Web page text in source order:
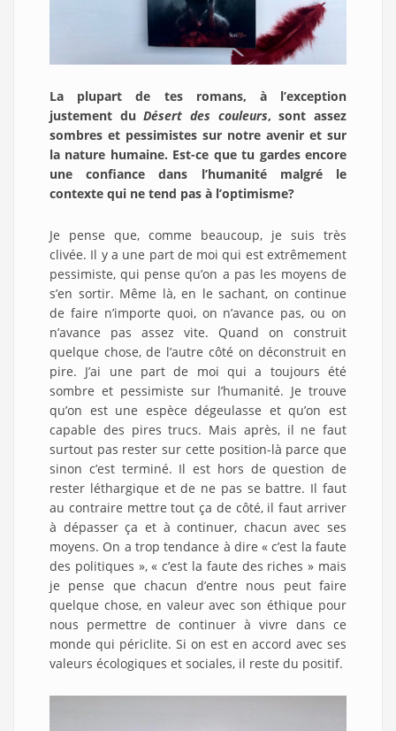
La plupart de tes romans, à l’exception
justement duDésert des couleurs, sont assez
sombres et pessimistes sur notre avenir et sur
la nature humaine. Est-ce que tu gardes encore
une confiance dans l’humanité malgré le
contexte qui ne tend pas à l’optimisme?
Je pense que, comme beaucoup, je suis très
clivée. Il y a une part de moi qui est extrêmement
pessimiste, qui pense qu’on a pas les moyens de
s’en sortir. Même là, en le sachant, on continue
de faire n’importe quoi, on n’avance pas, ou on
n’avance pas assez vite. Quand on construit
quelque chose, de l’autre côté on déconstruit en
pire. J’ai une part de moi qui a toujours été
sombre et pessimiste sur l’humanité. Je trouve
qu’on est une espèce dégeulasse et qu’on est
capable des pires trucs. Mais après, il ne faut
surtout pas rester sur cette position-là parce que
sinon c’est terminé. Il est hors de question de
rester léthargique et de ne pas se battre. Il faut
au contraire mettre tout ça de côté, il faut arriver
à dépasser ça et à continuer, chacun avec ses
moyens. On a trop tendance à dire « c’est la faute
des politiques », « c’est la faute des riches » mais
je pense que chacun d’entre nous peut faire
quelque chose, en valeur avec son éthique pour
nous permettre de continuer à vivre dans ce
monde qui périclite. Si on est en accord avec ses
valeurs écologiques et sociales, il reste du positif.